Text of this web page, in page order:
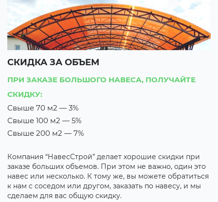
СКИДКА ЗА ОБЪЕМ
ПРИ ЗАКАЗЕ БОЛЬШОГО НАВЕСА, ПОЛУЧАЙТЕ
СКИДКУ:
Свыше 70 м2 — 3%
Свыше 100 м2 — 5%
Свыше 200 м2 — 7%
Компания “НавесСтрой” делает хорошие скидки при
заказе больших объемов. При этом не важно, один это
навес или несколько. К тому же, вы можете обратиться
к нам с соседом или другом, заказать по навесу, и мы
сделаем для вас общую скидку.